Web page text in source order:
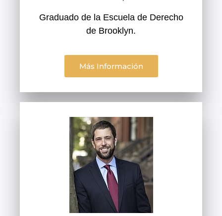
Graduado de la Escuela de Derecho
de Brooklyn.
Más Información